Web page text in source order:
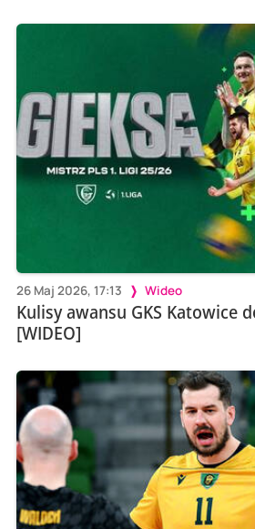
26 Maj 2026, 17:13 Wideo
Kulisy awansu GKS Katowice
[WIDEO]